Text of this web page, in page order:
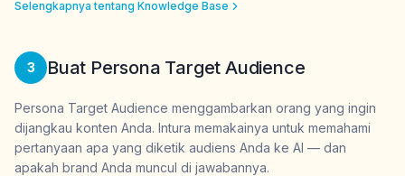
Selengkapnya tentang Knowledge Base
3 Buat Persona Target Audience
Persona Target Audience menggambarkan orang yang ingin
dijangkau konten Anda. Intura memakainya untuk memahami
pertanyaan apa yang diketik audiens Anda ke AI — dan
apakah brand Anda muncul di jawabannya.